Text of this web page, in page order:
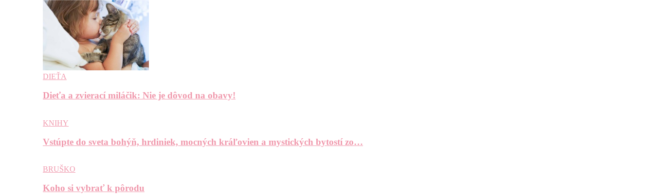
DIEŤA
Dieťa a zvierací miláčik: Nie je dôvod na obavy!
KNIHY
Vstúpte do sveta bohýň, hrdiniek, mocných kráľovien a mystických bytostí zo…
BRUŠKO
Koho si vybrať k pôrodu